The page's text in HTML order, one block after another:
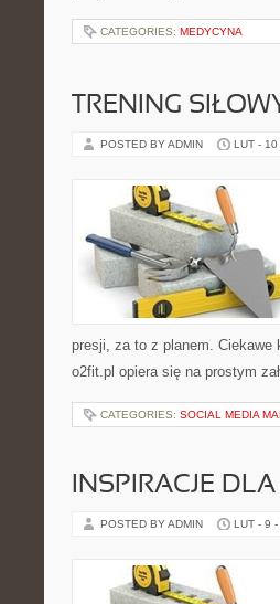
CATEGORIES: MEDYCYNA
TRENING
POSTED BY ADMIN LUT - 10
presji, za to z planem. Ciekawe
o2fit.pl opiera się na prostym
CATEGORIES: SOCIAL MEDIA
INSPIRACJE
POSTED BY ADMIN LUT - 9